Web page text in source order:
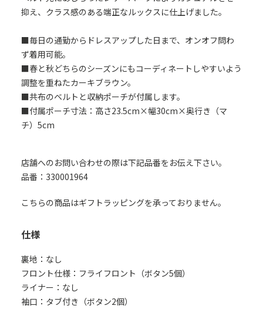
抑え、クラス感のある端正なルックスに仕上げました。
■毎日の通勤からドレスアップした日まで、オンオフ問わ
ず着用可能。
■春と秋どちらのシーズンにもコーディネートしやすいよう
調整を重ねたカーキブラウン。
■共布のベルトと収納ポーチが付属します。
■付属ポーチ寸法：高さ23.5cm×幅30cm×奥行き（マ
チ）5cm
店舗へのお問い合わせの際は下記品番をお伝え下さい。
品番：330001964
こちらの商品はギフトラッピングを承っておりません。
仕様
裏地：なし
フロント仕様：フライフロント（ボタン5個）
ライナー：なし
袖口：タブ付き（ボタン2個）